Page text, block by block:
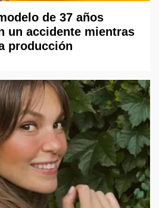
de 37 años
un accidente mientras
producción